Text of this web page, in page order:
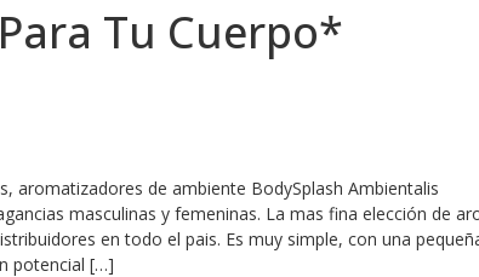
Tu Cuerpo*
aromatizadores de ambiente BodySplash Ambientalis
masculinas y femeninas. La mas fina elección de
en todo el pais. Es muy simple, con una
potencial […]